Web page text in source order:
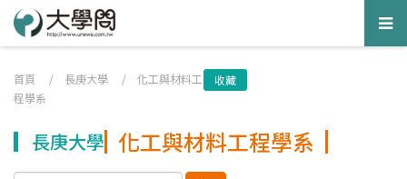
首頁 / 長庚大學 / 化工與材料工
程學系
收藏
長庚大學 化工與材料工程學系